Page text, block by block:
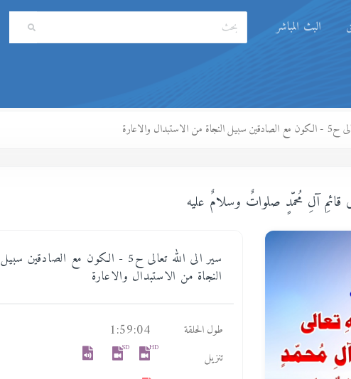
البث المباشر
والاعارة
قائمِ آلِ مُحمّدٍ صلواتٌ وسلامٌ عليه
سير الى الله تعالى ح5 - الكون مع الصادقين سبيل
النجاة من الاستبدال والاعارة
طول الحلقة 1:59:04
تنزيل
HD
SD